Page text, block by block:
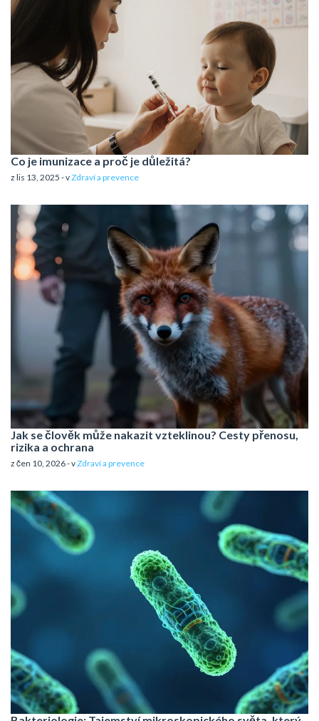
Co je imunizace a proč je důležitá?
z lis 13, 2025 - vZdraví a prevence
Jak se člověk může nakazit vzteklinou? Cesty přenosu,
rizika a ochrana
z čen 10, 2026 - vZdraví a prevence